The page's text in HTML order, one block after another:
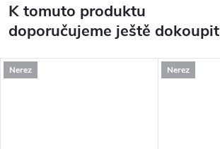
K tomuto produktu
doporučujeme ještě dokoupit
Nerez Nerez